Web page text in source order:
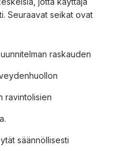
Seuraavat seikat ovat
raskauden
ravintolisien
säännöllisesti